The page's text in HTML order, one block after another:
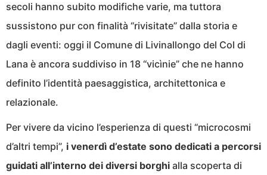
secoli hanno subito modifiche varie, ma tuttora
sussistono pur con finalità “rivisitate” dalla storia e
dagli eventi: oggi il Comune di Livinallongo del Col di
Lana è ancora suddiviso in 18 “vicìnie” che ne hanno
definito l’identità paesaggistica, architettonica e
relazionale.
Per vivere da vicino l’esperienza di questi “microcosmi
d’altri tempi”, i venerdì d’estate sono dedicati a percorsi
guidati all’interno dei diversi borghi alla scoperta di